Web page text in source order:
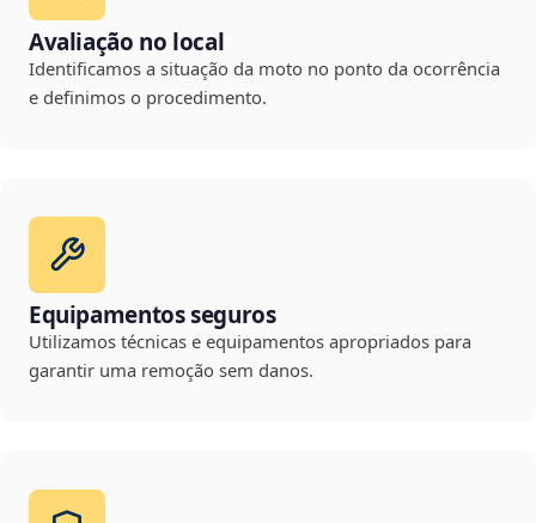
Avaliação no local
Identificamos a situação da moto no ponto da ocorrência
e definimos o procedimento.
Equipamentos seguros
Utilizamos técnicas e equipamentos apropriados para
garantir uma remoção sem danos.